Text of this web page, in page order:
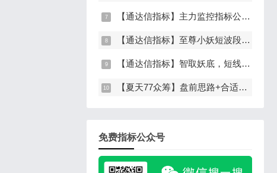
【通达信指标】主力监控指标公式，监控主力资金和筹码异动（副图+选股）
【通达信指标】至尊小妖短波段起爆点（主图+副图+选股）
【通达信指标】智取妖底，短线精准抄底系统，主做未来上涨大波段
【夏天77众筹】盘前思路+合适位置介入点短线逻辑分享
免费指标公众号